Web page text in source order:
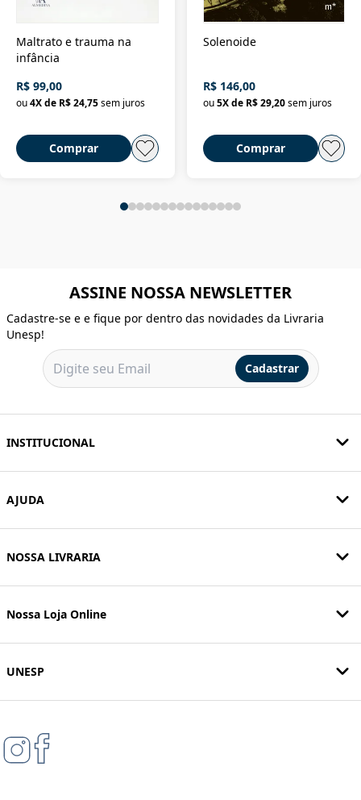
Maltrato e trauma na
infância
R$ 99,00
ou4X de R$ 24,75sem juros
Comprar
Solenoide
R$ 146,00
ou 5X de R$ 29,20 sem juros
Comprar
ASSINE NOSSA NEWSLETTER
Cadastre-se e e fique por dentro das novidades da Livraria
Unesp!
Cadastrar
INSTITUCIONAL
AJUDA
NOSSA LIVRARIA
Nossa Loja Online
UNESP